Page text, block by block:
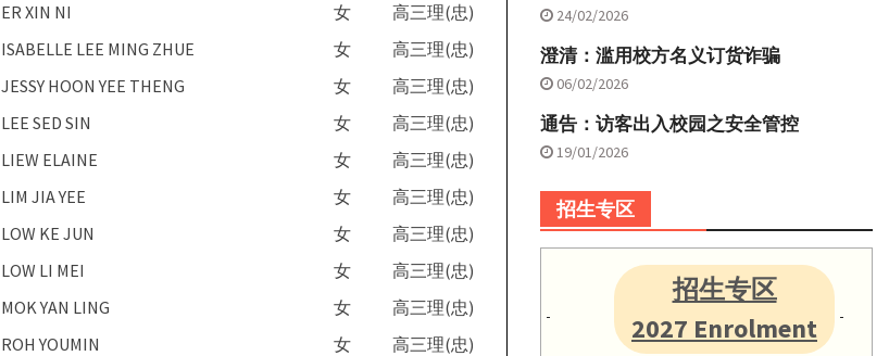
ER XIN NI 女
高三理(忠)
ISABELLE LEE MING ZHUE 女
高三理(忠)
JESSY HOON YEE THENG 女
高三理(忠)
LEE SED SIN 女
高三理(忠)
LIEW ELAINE 女
高三理(忠)
LIM JIA YEE 女
高三理(忠)
LOW KE JUN 女
高三理(忠)
LOW LI MEI 女
高三理(忠)
MOK YAN LING 女
高三理(忠)
ROH YOUMIN 女
高三理(忠)
24/02/2026
澄清：滥用校方名义订货诈骗
06/02/2026
通告：访客出入校园之安全管控
19/01/2026
招生专区
招生专区
2027 Enrolment